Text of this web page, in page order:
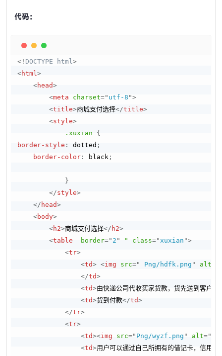
代码：
<! DOCTYPE html>
<html>
<head>
<meta charset=" utf-8 ">
<title>商城支付选择</title>
<style>
.xuxian
{
border-style : dotted ;
border-color : black ;
}
</style>
</ head>
<body>
<h2>商城支付选择</ h2>
<table border=" 2 " " class="xuxian ">
<tr>
<td> <img src=" Png/hdfk.png " alt
</td>
<td>由快递公司代收买家货款，货先送到客户
<td>货到付款</td>
</tr>
<tr>
<td><img src=" Png/wyzf.png " alt="
<td>用户可以通过自己所拥有的借记卡，信用